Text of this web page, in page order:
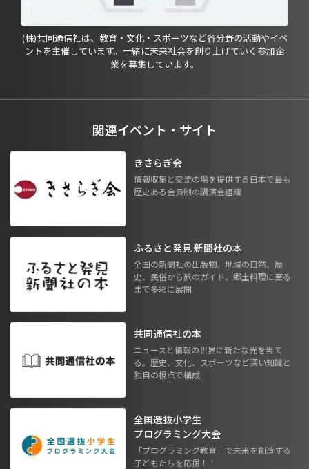
(株)共同通信社は、教育・文化・スポーツなど各分野の活動やイベ
ントを主催しています。一緒に未来社会を創り上げていく参加企
業を募集しています。
関連イベント・サイト
きさらぎ会
情報収集と交流の場を提供する日本で最も
歴史ある会員制の講演会組織
ふるさと発見 新聞社の本
全国の新聞社の出版物。地域の自然、歴
史、民俗から旅のガイド、郷土料理に至る
まで多彩に展開
共同通信社の本
ニュースと情報の世界に新たな光を当て
る。歴史、文化、スポーツなど深い知識と
独自の視点で構成
全国選抜小学生
プログラミング大会
「プログラミング教育」で未来を創造する
子どもたちを応援！！